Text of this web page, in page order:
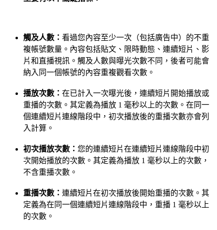
觸及人數： 看過您內容至少一次（包括廣告中）的不重
複帳號數量。內容包括貼文、限時動態、連續短片、影
片和直播視訊。觸及人數與曝光次數不同，後者可能會
納入同一個帳號的內容重複觀看次數。
播放次數： 在已計入一次曝光後，連續短片開始播放或
重播的次數。其定義為播放 1 毫秒以上的次數。在同一
個連續短片連線階段中，初次播放後的重播次數亦會列
入計算。
初次播放次數： 您的連續短片在連續短片連線階段中初
次開始播放的次數。其定義為播放 1 毫秒以上的次數，
不含重播次數。
重播次數： 連續短片在初次播放後開始重播的次數。其
定義為在同一個連續短片連線階段中，重播 1 毫秒以上
的次數。